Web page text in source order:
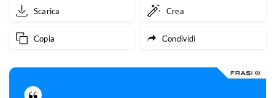
Scarica Crea
Copia Condividi